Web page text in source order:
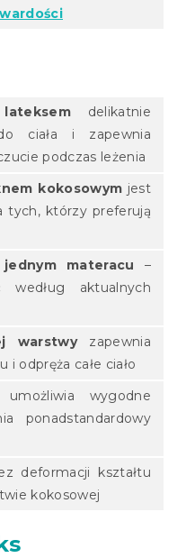
delikatnie
ciała i zapewnia
podczas leżenia
kokosowym jest
tych, którzy preferują
materacu –
według aktualnych
warstwyzapewnia
odpręża całe ciało
umożliwia wygodne
ponadstandardowy
deformacji kształtu
kokosowej